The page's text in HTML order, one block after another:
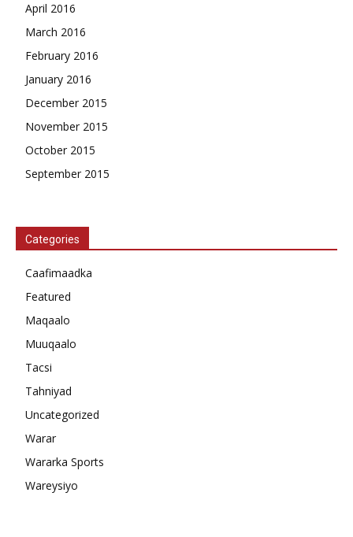
April 2016
March 2016
February 2016
January 2016
December 2015
November 2015
October 2015
September 2015
Categories
Caafimaadka
Featured
Maqaalo
Muuqaalo
Tacsi
Tahniyad
Uncategorized
Warar
Wararka Sports
Wareysiyo